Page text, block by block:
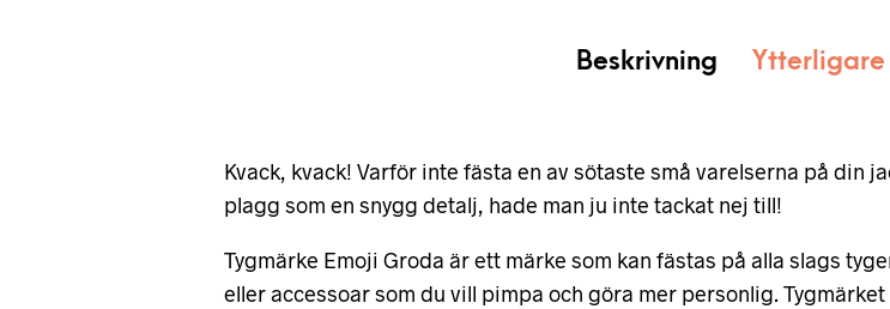
Beskrivning
Kvack, kvack! Varför inte fästa en av sötaste små varelserna på din
plagg som en snygg detalj, hade man ju inte tackat nej till!
Tygmärke Emoji Groda är ett märke som kan fästas på alla slags
eller accessoar som du vill pimpa och göra mer personlig.